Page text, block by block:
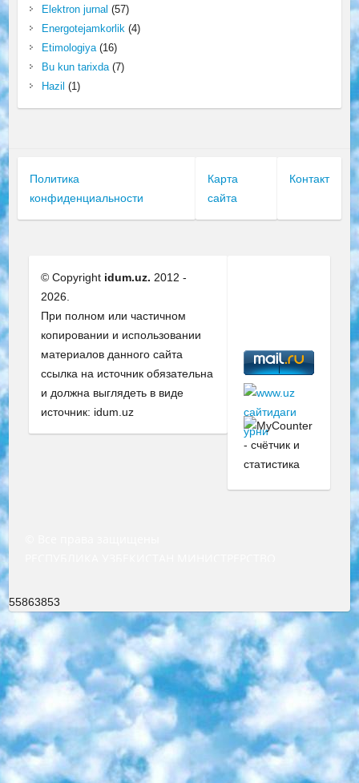
Elektron jurnal (57)
Energotejamkorlik(4)
Etimologiya(16)
Bu kun tarixda(7)
Hazil (1)
Политика
конфиденциальности
Карта
сайта
Контакт
© Copyright idum.uz. 2012 -
2026.
При полном или частичном
копировании и использовании
материалов данного сайта
ссылка на источник обязательна
и должна выглядеть в виде
источник: idum.uz
55863853